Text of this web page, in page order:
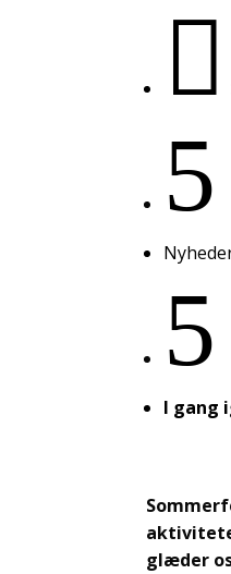

5
5
I gang
glæder